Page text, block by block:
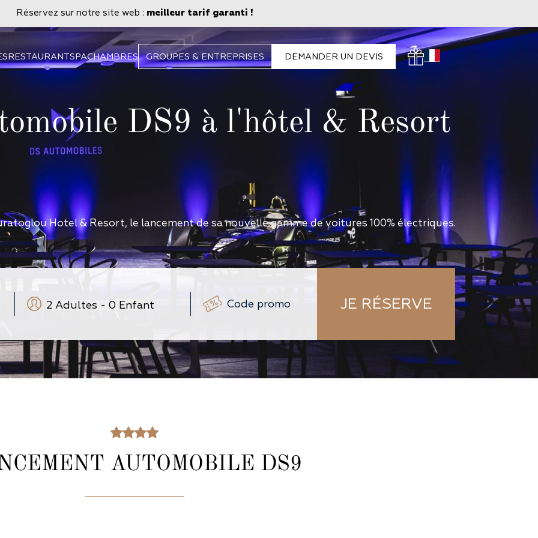
Réservez sur notre site web : meilleur tarif garanti !
RESTAURANTSPACHAMBRES GROUPES & ENTREPRISES DEMANDER UN DEVIS
DS9 à l'hôtel & Resort
Hotel & Resort, le lancement de sa nouvelle gamme de voitures 100% électriques.
2 Adultes - 0 Enfant
- +
-
JE RÉSERVE
AUTOMOBILE DS9